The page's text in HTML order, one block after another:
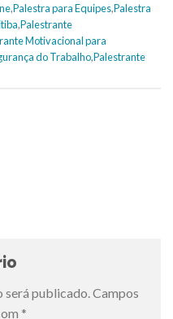
,Palestra para Equipes,Palestra
,Palestrante
Motivacional para
do Trabalho,Palestrante
será publicado.Campos
*